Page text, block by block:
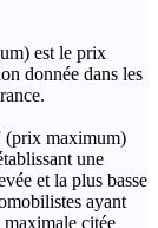
est le prix
donnée dans les
maximum)
une
et la plus basse
ayant
maximale citée